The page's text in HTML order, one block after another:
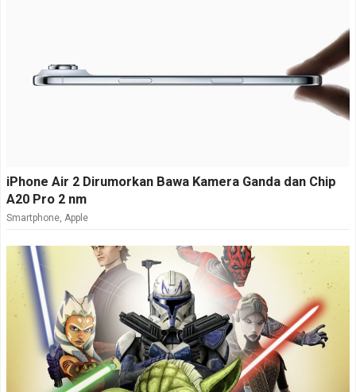
iPhone Air 2 Dirumorkan Bawa Kamera Ganda dan Chip
A20 Pro 2 nm
Smartphone, Apple